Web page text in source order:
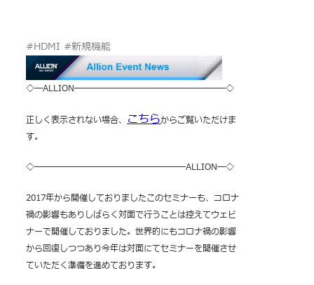
#HDMI #新規機能
◇―ALLION――――――――――――――――――◇
正しく表示されない場合、 こちらからご覧いただけま
す。
◇――――――――――――――――――ALLION―◇
2017年から開催しておりましたこのセミナーも、コロナ
禍の影響もありしばらく対面で行うことは控えてウェビ
ナーで開催しておりました。世界的にもコロナ禍の影響
から回復しつつあり今年は対面にてセミナーを開催させ
ていただく準備を進めております。